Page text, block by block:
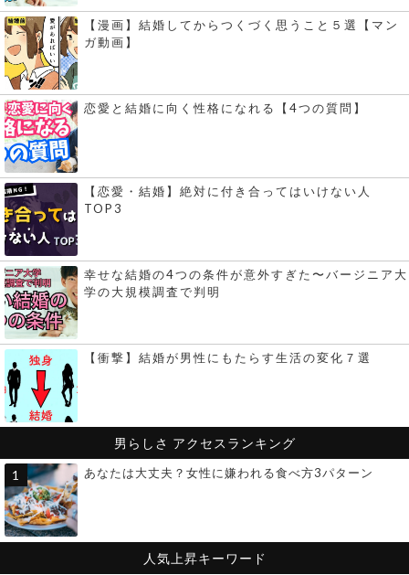
【漫画】結婚してからつくづく思うこと５選【マン
ガ動画】
恋愛と結婚に向く性格になれる【4つの質問】
【恋愛・結婚】絶対に付き合ってはいけない人
TOP3
幸せな結婚の4つの条件が意外すぎた〜バージニア大
学の大規模調査で判明
【衝撃】結婚が男性にもたらす生活の変化７選
男らしさ アクセスランキング
あなたは大丈夫？女性に嫌われる食べ方3パターン
人気上昇キーワード